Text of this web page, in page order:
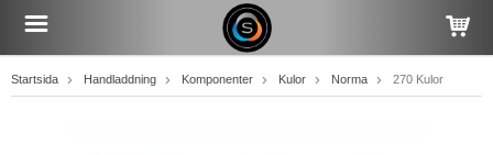
Startsida Handladdning Komponenter Kulor Norma 270 Kulor